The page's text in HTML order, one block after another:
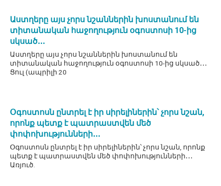
Աստղերը այս չորս նշաններին խոստանում են
տիտանական հաջողություն օգոստոսի 10-ից
սկսած․․․
Աստղերը այս չորս նշաններին խոստանում են
տիտանական հաջողություն օգոստոսի 10-ից սկսած․․․
Ցուլ (ապրիլի 20
Օգոստոսն ընտրել է իր սիրելիներին՝ չորս նշան,
որոնք պետք է պատրաստվեն մեծ
փոփոխությունների․․․
Օգոստոսն ընտրել է իր սիրելիներին՝ չորս նշան, որոնք
պետք է պատրաստվեն մեծ փոփոխությունների․․․
Առյուծ.